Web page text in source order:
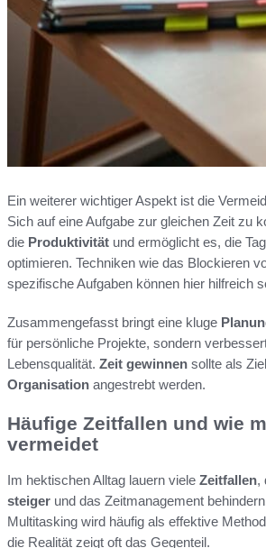
Ein weiterer wichtiger Aspekt ist die
Sich auf eine Aufgabe zur gleichen Zeit zu
die Produktivität und ermöglicht es, die
optimieren. Techniken wie das Blockieren
spezifische Aufgaben können hier hilfreich
Zusammengefasst bringt eine kluge
für persönliche Projekte, sondern
Lebensqualität. Zeit gewinnen sollte als
Organisation angestrebt werden.
Häufige Zeitfallen und wie
vermeidet
Im hektischen Alltag lauern viele Zeitfallen,
steiger und das Zeitmanagement
Multitasking wird häufig als effektive
die Realität zeigt oft das Gegenteil.